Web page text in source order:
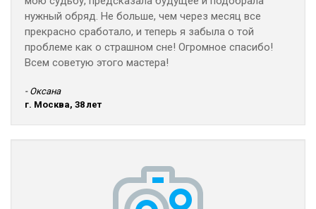
нужный обряд. Не больше, чем через месяц все
прекрасно сработало, и теперь я забыла о той
проблеме как о страшном сне! Огромное спасибо!
Всем советую этого мастера!
- Оксана
г. Москва, 38 лет